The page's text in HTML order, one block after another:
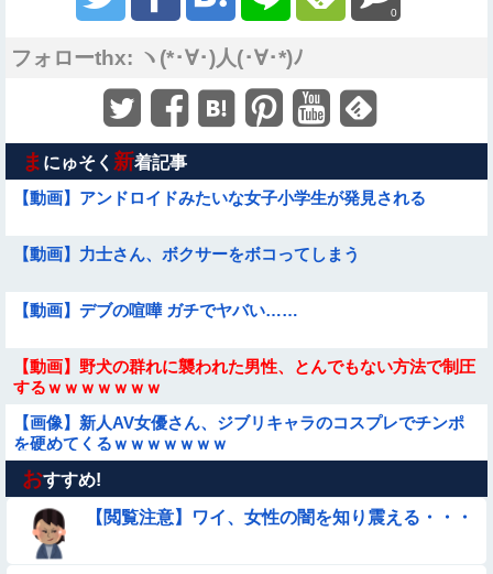
0
フォローthx: ヽ(*･∀･)人(･∀･*)ﾉ
ま にゅそく 新着記事
【動画】アンドロイドみたいな女子小学生が発見される
【動画】力士さん、ボクサーをボコってしまう
【動画】デブの喧嘩 ガチでヤバい……
【動画】野犬の群れに襲われた男性、とんでもない方法で制圧
するｗｗｗｗｗｗｗ
【画像】新人AV女優さん、ジブリキャラのコスプレでチンポ
を硬めてくるｗｗｗｗｗｗｗ
【画像】巨大マンボウの稚魚さん、金平糖みたいでカワイイｗ
【動画】美少女4人組の20年後の姿がヤバいwwwwww
おすすめ!
【閲覧注意】ワイ、女性の闇を知り震える・・・